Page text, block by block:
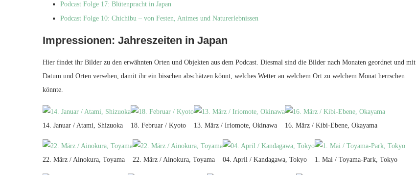
Podcast Folge 17: Blütenpracht in Japan
Podcast Folge 10: Chichibu – von Festen, Animes und Naturerlebnissen
Impressionen: Jahreszeiten in Japan
Hier findet ihr Bilder zu den erwähnten Orten und Objekten aus dem Podcast. Diesmal sind die Bilder nach Monaten geordnet und mit
Datum und Orten versehen, damit ihr ein bisschen abschätzen könnt, welches Wetter an welchem Ort zu welchem Monat herrschen
könnte.
14. Januar / Atami, Shizuoka 18. Februar / Kyoto 13. März / Iriomote, Okinawa 16. März / Kibi-Ebene, Okayama
22. März / Ainokura, Toyama 22. März / Ainokura, Toyama 04. April / Kandagawa, Tokyo 1. Mai / Toyama-Park, Tokyo